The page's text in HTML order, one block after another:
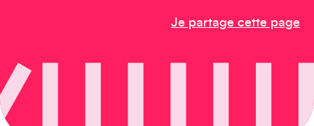
Je partage cette page
Afrique